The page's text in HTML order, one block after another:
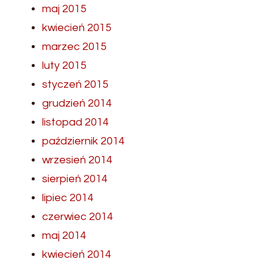
maj 2015
kwiecień 2015
marzec 2015
luty 2015
styczeń 2015
grudzień 2014
listopad 2014
październik 2014
wrzesień 2014
sierpień 2014
lipiec 2014
czerwiec 2014
maj 2014
kwiecień 2014